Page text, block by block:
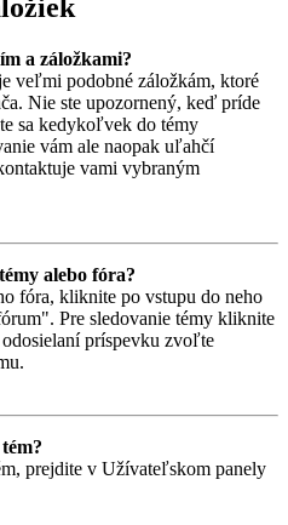
a záložkami?
veľmi podobné záložkám, ktoré
Nie ste upozornený, keď príde
sa kedykoľvek do témy
vám ale naopak uľahčí
vami vybraným
alebo fóra?
fóra, kliknite po vstupu do neho
Pre sledovanie témy kliknite
príspevku zvoľte
prejdite v Užívateľskom panely